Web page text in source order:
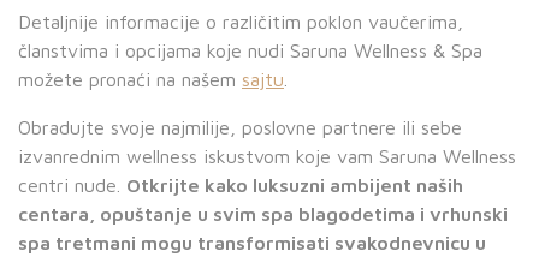
Detaljnije informacije o različitim poklon vaučerima,
članstvima i opcijama koje nudi Saruna Wellness & Spa
možete pronaći na našem sajtu
Obradujte svoje najmilije, poslovne partnere ili sebe
izvanrednim wellness iskustvom koje vam Saruna Wellness
centri nude. Otkrijte kako luksuzni ambijent naših
centara, opuštanje u svim spa blagodetima i vrhunski
spa tretmani mogu transformisati svakodnevnicu u